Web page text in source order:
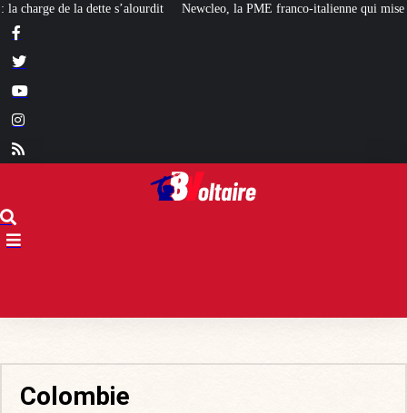
Newcleo, la PME franco-italienne qui mise sur l’avenir du « mini nucléaire »
Colombie